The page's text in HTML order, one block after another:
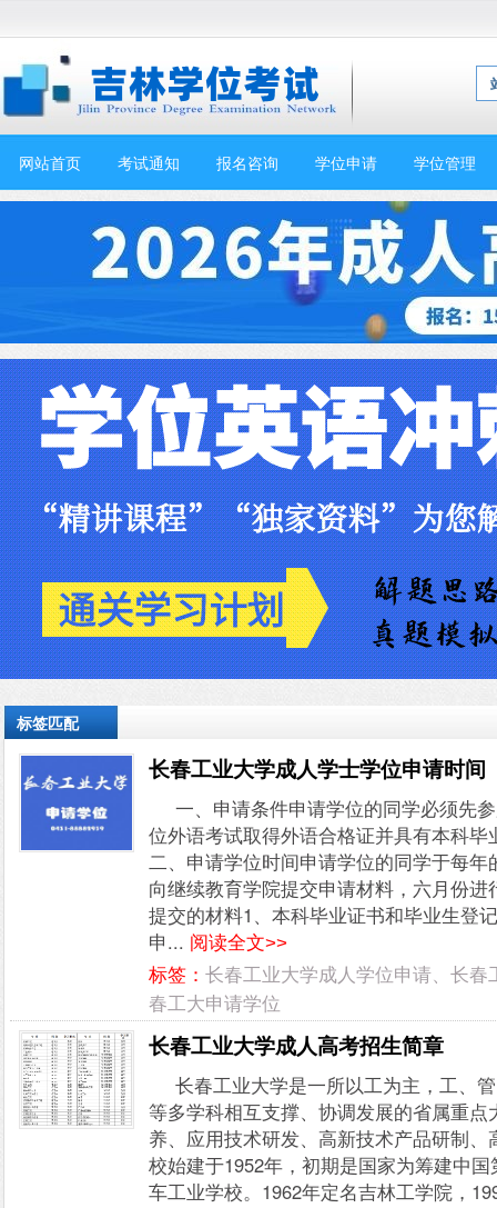
网站首页 考试通知 报名咨询 学位申请 学位管理
标签匹配
长春工业大学成人学士学位申请时间
一、申请条件申请学位的同学必须先
位外语考试取得外语合格证并具有本科
二、申请学位时间申请学位的同学于每
向继续教育学院提交申请材料，六月份
提交的材料1、本科毕业证书和毕业生登
申... 阅读全文>>
标签： 长春工业大学成人学位申请、长
春工大申请学位
长春工业大学成人高考招生简章
长春工业大学是一所以工为主，工、
等多学科相互支撑、协调发展的省属重
养、应用技术研发、高新技术产品研制
校始建于1952年，初期是国家为筹建中
车工业学校。1962年定名吉林工学院，